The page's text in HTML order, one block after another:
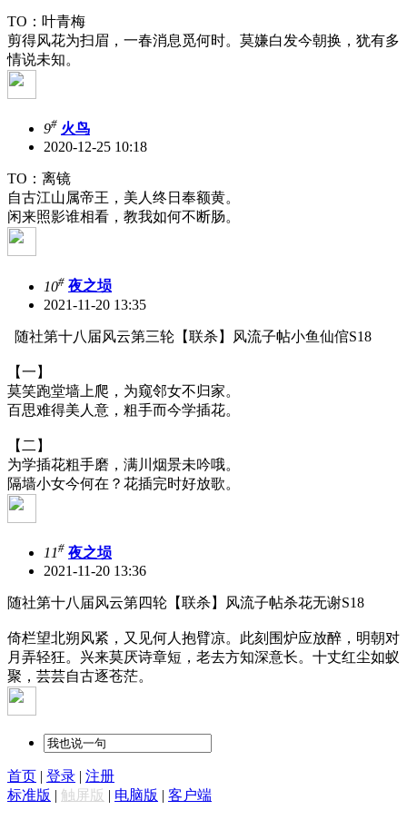
TO：叶青梅
剪得风花为扫眉，一春消息觅何时。莫嫌白发今朝换，犹有多
情说未知。
9# 火鸟
2020-12-25 10:18
TO：离镜
自古江山属帝王，美人终日奉额黄。
闲来照影谁相看，教我如何不断肠。
10# 夜之埙
2021-11-20 13:35
随社第十八届风云第三轮【联杀】风流子帖小鱼仙倌S18
【一】
莫笑跑堂墙上爬，为窥邻女不归家。
百思难得美人意，粗手而今学插花。
【二】
为学插花粗手磨，满川烟景未吟哦。
隔墙小女今何在？花插完时好放歌。
11# 夜之埙
2021-11-20 13:36
随社第十八届风云第四轮【联杀】风流子帖杀花无谢S18
倚栏望北朔风紧，又见何人抱臂凉。此刻围炉应放醉，明朝对
月弄轻狂。兴来莫厌诗章短，老去方知深意长。十丈红尘如蚁
聚，芸芸自古逐苍茫。
首页 | 登录 | 注册
标准版 | 触屏版 | 电脑版 | 客户端